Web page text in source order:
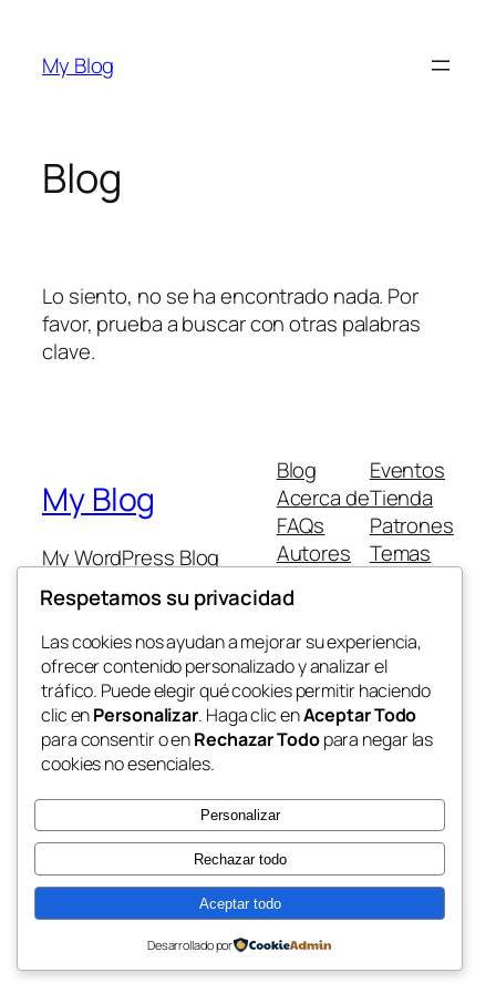
contenido
My Blog
Blog
Lo siento, no se ha encontrado nada. Por
favor, prueba a buscar con otras palabras
clave.
My Blog
My WordPress Blog
Blog
Acerca de
FAQs
Autores
Eventos
Tienda
Patrones
Temas
Twenty Twenty-Five Diseñado conWordPress
Respetamos su privacidad
Las cookies nos ayudan a mejorar su experiencia,
ofrecer contenido personalizado y analizar el
tráfico. Puede elegir qué cookies permitir haciendo
clic enPersonalizar. Haga clic enAceptar Todo
para consentir o enRechazar Todopara negar las
cookies no esenciales.
Personalizar
Rechazar todo
Aceptar todo
Desarrollado por